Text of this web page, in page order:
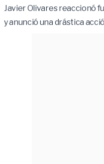
Javier Olivares reaccionó
y anunció una drástica